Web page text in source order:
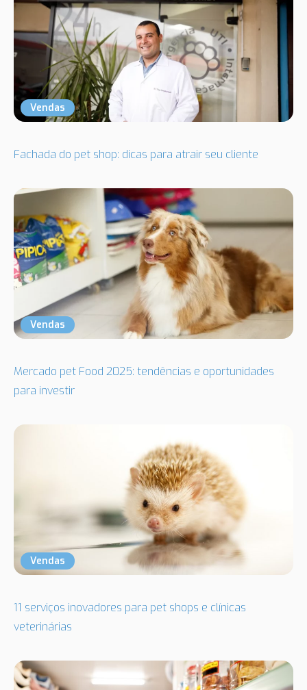
Vendas
Fachada do pet shop: dicas para atrair seu cliente
Vendas
Mercado pet Food 2025: tendências e oportunidades
para investir
Vendas
11 serviços inovadores para pet shops e clínicas
veterinárias